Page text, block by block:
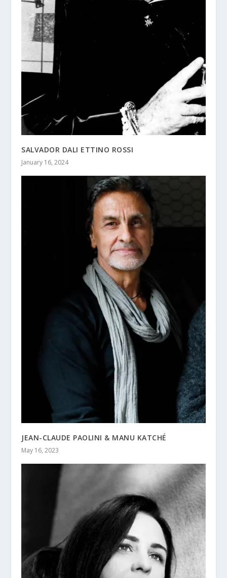
SALVADOR DALI ETTINO ROSSI
January 16, 2024
JEAN-CLAUDE PAOLINI & MANU KATCHÉ
May 16, 2023